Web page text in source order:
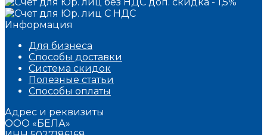
Информация
Для бизнеса
Способы доставки
Система скидок
Полезные статьи
Способы оплаты
Адрес и реквизиты
ООО «БЕЛА»